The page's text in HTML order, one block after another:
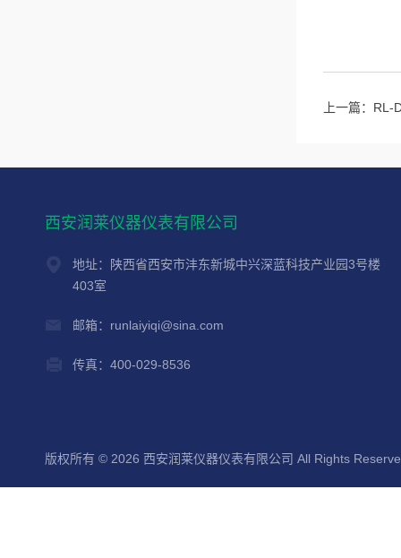
上一篇： RL-
西安润莱仪器仪表有限公司
地址：陕西省西安市沣东新城中兴深蓝科技产业园3号楼
403室
邮箱：runlaiyiqi@sina.com
传真：400-029-8536
版权所有 © 2026 西安润莱仪器仪表有限公司 All Rights